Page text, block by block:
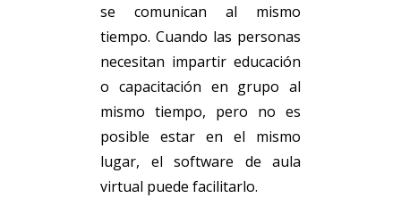
se comunican al mismo
tiempo. Cuando las personas
necesitan impartir educación
o capacitación en grupo al
mismo tiempo, pero no es
posible estar en el mismo
lugar, el software de aula
virtual puede facilitarlo.